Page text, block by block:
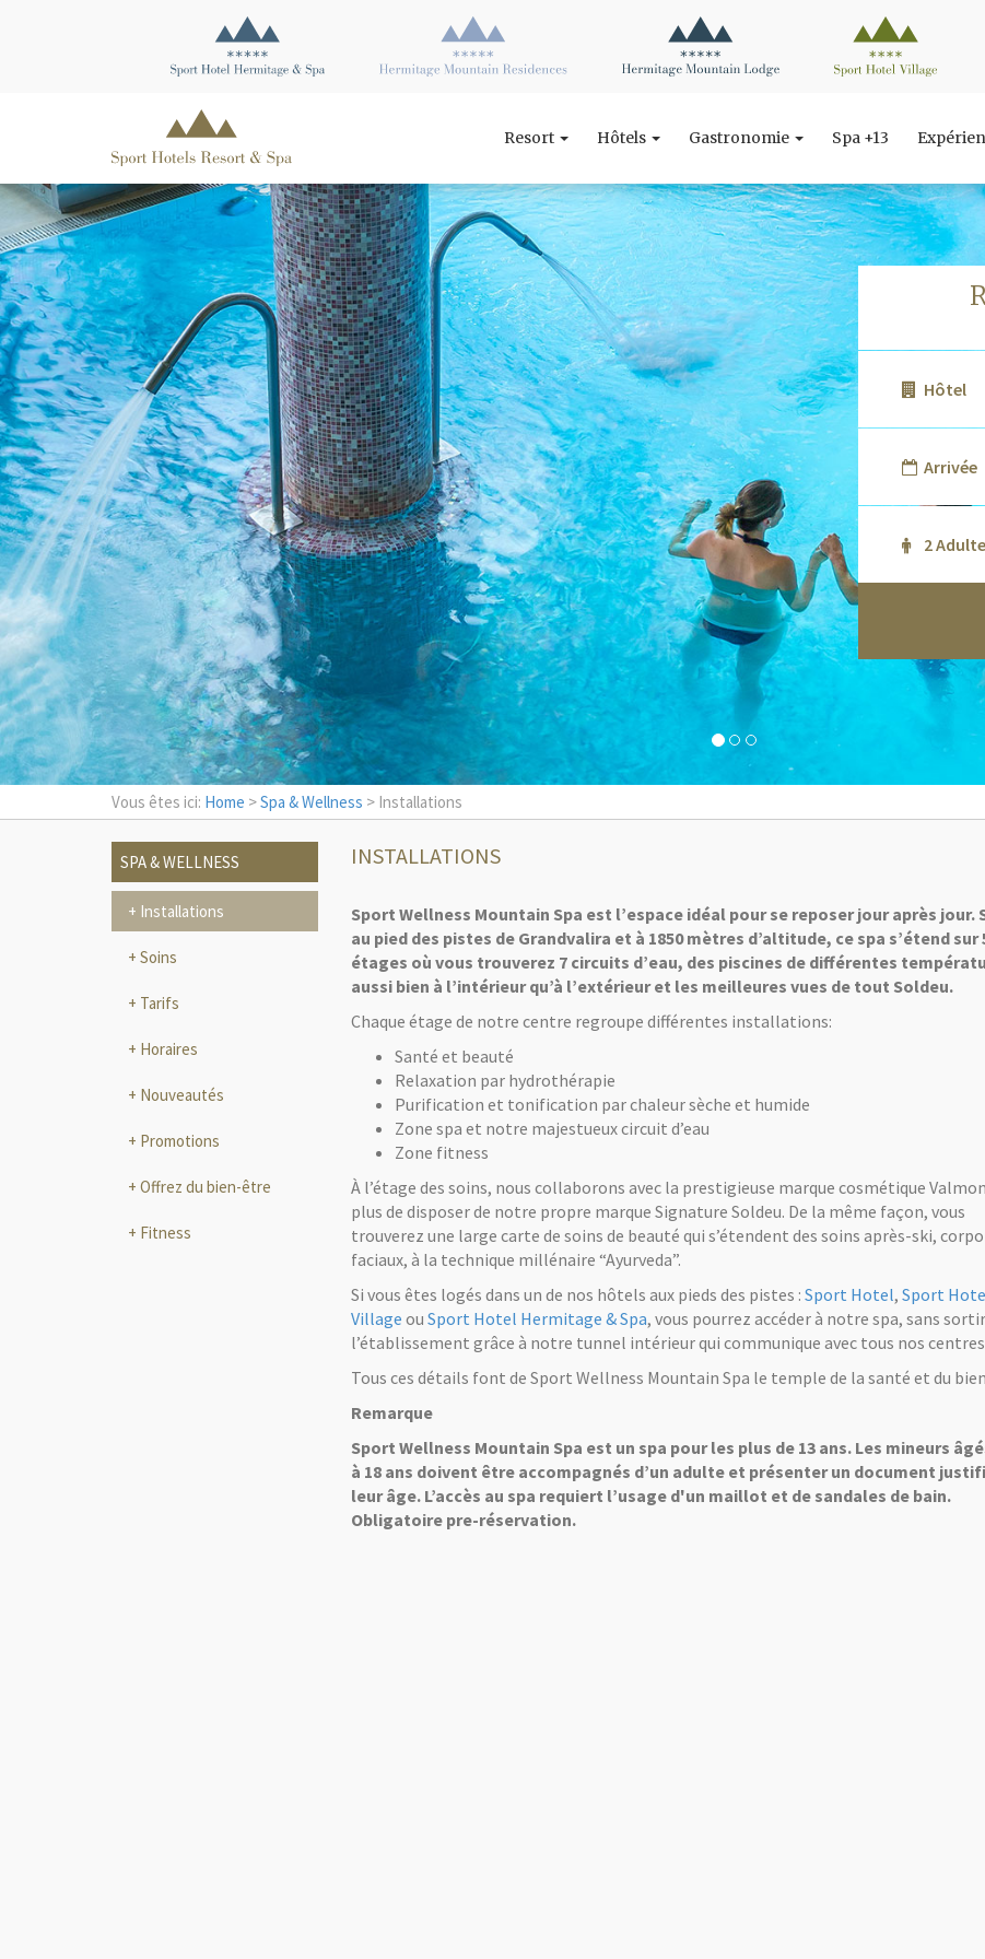
Resort Hôtels Gastronomie Spa +13
Vous êtes ici: Home >Spa & Wellness > Installations
SPA & WELLNESS
Installations
Soins
Tarifs
Horaires
Nouveautés
Promotions
Offrez du bien-être
Fitness
INSTALLATIONS
Sport Wellness Mountain Spa est l’espace idéal pour se reposer jour après jour.
au pied des pistes de Grandvalira et à 1850 mètres d’altitude, ce spa s’étend sur
étages où vous trouverez 7 circuits d’eau, des piscines de différentes
aussi bien à l’intérieur qu’à l’extérieur et les meilleures vues de tout Soldeu.
Chaque étage de notre centre regroupe différentes installations:
Santé et beauté
Relaxation par hydrothérapie
Purification et tonification par chaleur sèche et humide
Zone spa et notre majestueux circuit d’eau
Zone fitness
À l’étage des soins, nous collaborons avec la prestigieuse marque cosmétique
plus de disposer de notre propre marque Signature Soldeu. De la même façon, vous
trouverez une large carte de soins de beauté qui s’étendent des soins après-ski,
faciaux, à la technique millénaire “Ayurveda”.
Si vous êtes logés dans un de nos hôtels aux pieds des pistes :Sport Hotel,Sport
Village ouSport Hotel Hermitage & Spa, vous pourrez accéder à notre spa, sans
l’établissement grâce à notre tunnel intérieur qui communique avec tous nos
Tous ces détails font de Sport Wellness Mountain Spa le temple de la santé et du
Remarque
Sport Wellness Mountain Spa est un spa pour les plus de 13 ans. Les mineurs
à 18 ans doivent être accompagnés d’un adulte et présenter un document
leur âge. L’accès au spa requiert l’usage d'un maillot et de sandales de bain.
Obligatoire pre-réservation.